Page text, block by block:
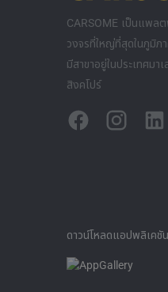
CARSOME เป็นแพล
วงจรที่ใหญ่ที่สุดในภูมิภ
มีสาขาอยู่ในประเทศมา
สิงคโปร์
ดาวน์โหลดแอปพลิเคชัน